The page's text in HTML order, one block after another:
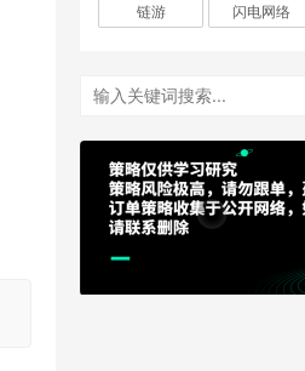
链游
闪电网络